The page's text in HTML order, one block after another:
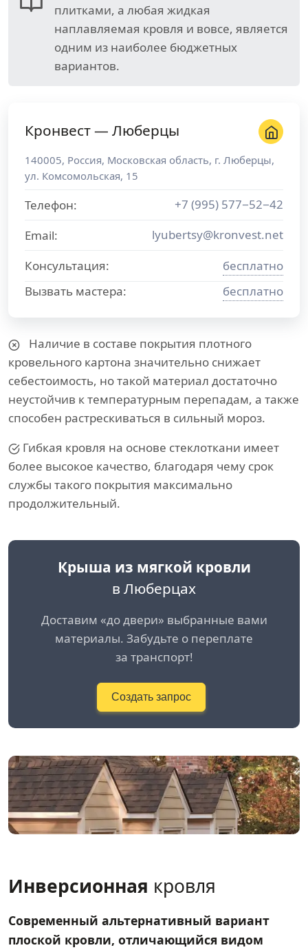
плитками, а любая жидкая
наплавляемая кровля и вовсе, является
одним из наиболее бюджетных
вариантов.
Кронвест — Люберцы
140005, Россия, Московская область, г. Люберцы,
ул. Комсомольская, 15
Телефон:
+7 (995) 577−52−42
Email:
lyubertsy@kronvest.net
Консультация:
бесплатно
Вызвать мастера:
бесплатно
Наличие в составе покрытия плотного
кровельного картона значительно снижает
себестоимость, но такой материал достаточно
неустойчив к температурным перепадам, а также
способен растрескиваться в сильный мороз.
Гибкая кровля на основе стеклоткани имеет
более высокое качество, благодаря чему срок
службы такого покрытия максимально
продолжительный.
Крыша из мягкой кровли
в Люберцах
Доставим «до двери» выбранные вами
материалы. Забудьте о переплате
за транспорт!
Создать запрос
Инверсионная кровля
Современный альтернативный вариант
плоской кровли, отличающийся видом